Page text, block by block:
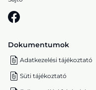
Dokumentumok
Adatkezelési tájékoztató
Süti tájékoztató